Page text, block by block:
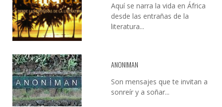
Aquí se narra la vida en África
desde las entrañas de la
literatura...
ANONIMAN
Son mensajes que te invitan a
sonreír y a soñar...